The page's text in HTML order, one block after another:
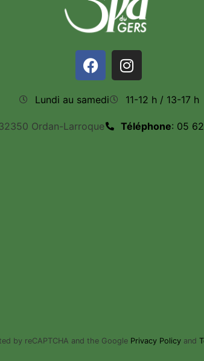
Lundi au samedi 11-12 h / 13-17 h
Ordan-Larroque Téléphone: 05
by reCAPTCHA and the Google Privacy Policyand